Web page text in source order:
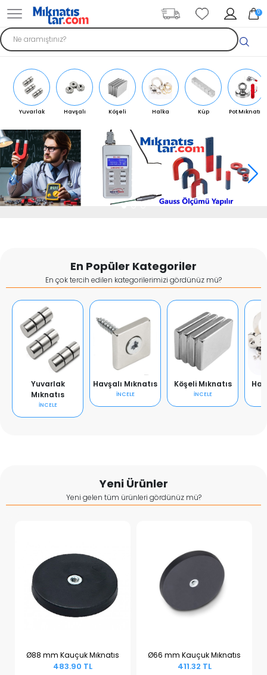
0
Yuvarlak
Havşalı
Köşeli
Halka
Küp
Pot Mıknatıs
En Popüler Kategoriler
En çok tercih edilen kategorilerimizi gördünüz mü?
Yuvarlak
Mıknatıs
İNCELE
Havşalı Mıknatıs
İNCELE
Köşeli Mıknatıs
İNCELE
Yeni Ürünler
Yeni gelen tüm ürünleri gördünüz mü?
Sepete Ekle
Ø88 mm Kauçuk Mıknatıs
483.90 TL Sepete Ekle
Ø66 mm Kauçuk Mıknatıs
411.32 TL